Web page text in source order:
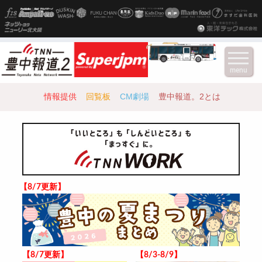
情報提供 回覧板 CM劇場 豊中報道。2とは
【8/7更新】
【8/7更新】 【8/3-8/9】
menu